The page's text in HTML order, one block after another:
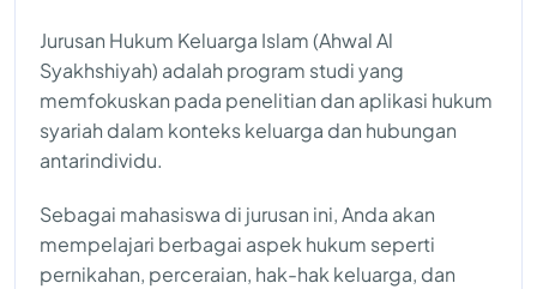
Jurusan Hukum Keluarga Islam (Ahwal Al
Syakhshiyah) adalah program studi yang
memfokuskan pada penelitian dan aplikasi hukum
syariah dalam konteks keluarga dan hubungan
antarindividu.
Sebagai mahasiswa di jurusan ini, Anda akan
mempelajari berbagai aspek hukum seperti
pernikahan, perceraian, hak-hak keluarga, dan